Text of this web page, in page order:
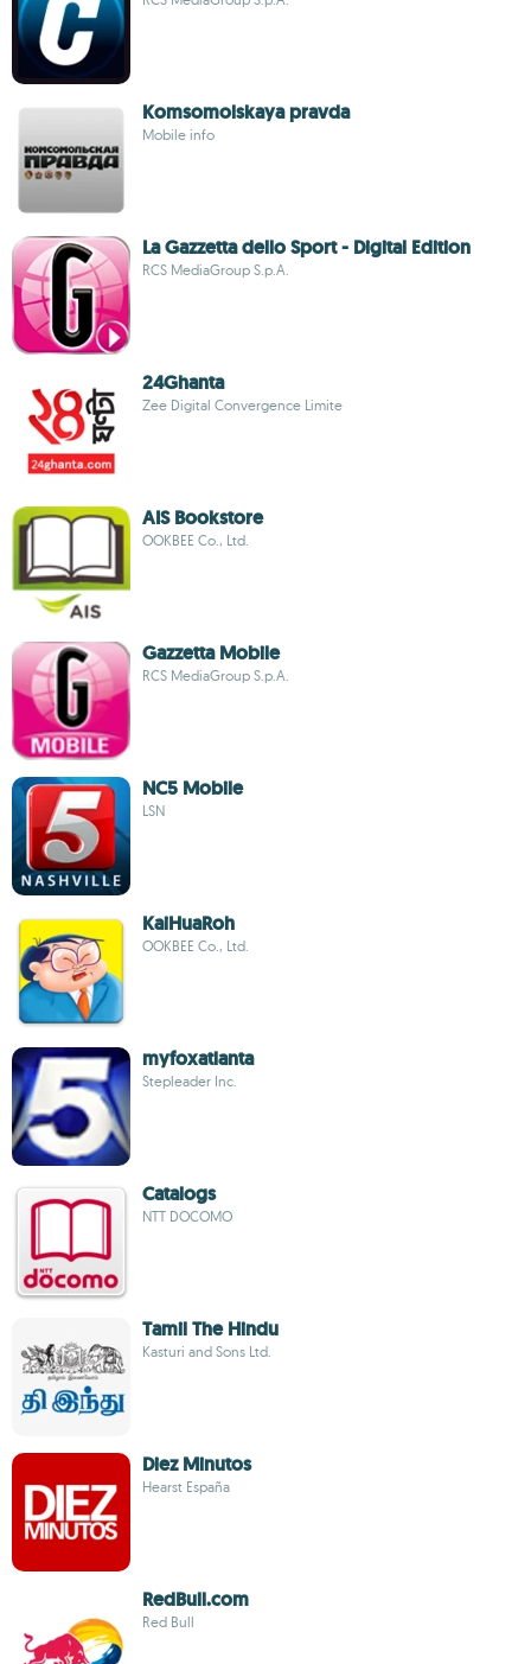
Komsomolskaya pravda
Mobile info
La Gazzetta dello Sport - Digital Edition
RCS MediaGroup S.p.A.
24Ghanta
Zee Digital Convergence Limite
AIS Bookstore
OOKBEE Co., Ltd.
Gazzetta Mobile
RCS MediaGroup S.p.A.
NC5 Mobile
LSN
KaiHuaRoh
OOKBEE Co., Ltd.
myfoxatlanta
Stepleader Inc.
Catalogs
NTT DOCOMO
Tamil The Hindu
Kasturi and Sons Ltd.
Diez Minutos
Hearst España
RedBull.com
Red Bull